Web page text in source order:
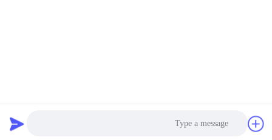
Shenzhen Helor Cloud Computer Co., Ltd. . جميع الحقوقمحجوز.